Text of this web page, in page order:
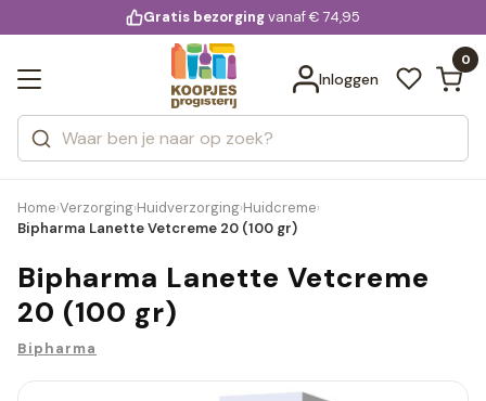
voor 20:00 uur besteld
Gratis bezorgingvanaf € 74,95
Inloggen
0
Zoeken
Categorieën
Merken
Bekijk alle resultaten
Home›Verzorging›Huidverzorging›Huidcreme›
Bipharma Lanette Vetcreme 20 (100 gr)
Bipharma Lanette Vetcreme
20 (100 gr)
Bipharma